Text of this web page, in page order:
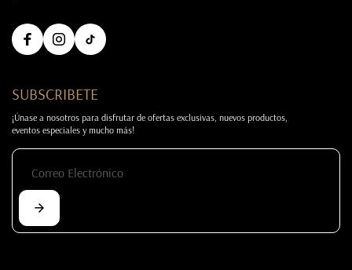
SUBSCRIBETE
¡Únase a nosotros para disfrutar de ofertas exclusivas, nuevos productos,
eventos especiales y mucho más!